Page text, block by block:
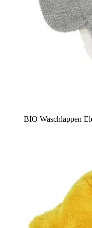
BIO Waschlappen